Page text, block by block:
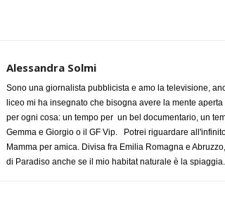
Alessandra Solmi
Sono una giornalista pubblicista e amo la televisione,
liceo mi ha insegnato che bisogna avere la mente
per ogni cosa: un tempo per un bel documentario, un
Gemma e Giorgio o il GF Vip. Potrei riguardare
Mamma per amica. Divisa fra Emilia Romagna e
di Paradiso anche se il mio habitat naturale è la spiaggia.